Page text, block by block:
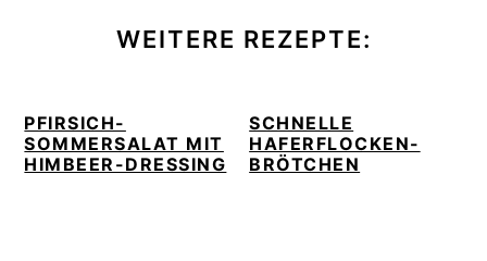
WEITERE REZEPTE:
PFIRSICH-
SOMMERSALAT MIT
HIMBEER-DRESSING
SCHNELLE
HAFERFLOCKEN-
BRÖTCHEN